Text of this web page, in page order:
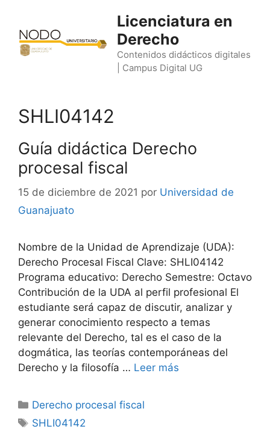
contenido
Licenciatura en
Derecho
Contenidos didácticos digitales
| Campus Digital UG
SHLI04142
Guía didáctica Derecho
procesal fiscal
15 de diciembre de 2021 por Universidad de
Guanajuato
Nombre de la Unidad de Aprendizaje (UDA):
Derecho Procesal Fiscal Clave: SHLI04142
Programa educativo: Derecho Semestre: Octavo
Contribución de la UDA al perfil profesional El
estudiante será capaz de discutir, analizar y
generar conocimiento respecto a temas
relevante del Derecho, tal es el caso de la
dogmática, las teorías contemporáneas del
Derecho y la filosofía … Leer más
Categorías
Derecho procesal fiscal
Etiquetas
SHLI04142